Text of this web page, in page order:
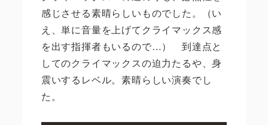
感じさせる素晴らしいものでした。（い
え、単に音量を上げてクライマックス感
を出す指揮者もいるので…） 到達点と
してのクライマックスの迫力たるや、身
震いするレベル。素晴らしい演奏でし
た。